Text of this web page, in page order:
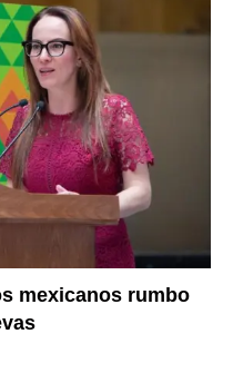
mexicanos rumbo